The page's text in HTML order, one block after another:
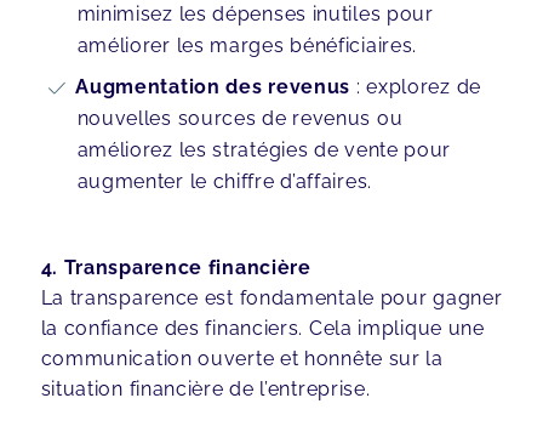
minimisez les dépenses inutiles pour
améliorer les marges bénéficiaires.
Augmentation des revenus : explorez de
nouvelles sources de revenus ou
améliorez les stratégies de vente pour
augmenter le chiffre d’affaires.
4. Transparence financière
La transparence est fondamentale pour gagner
la confiance des financiers. Cela implique une
communication ouverte et honnête sur la
situation financière de l’entreprise.